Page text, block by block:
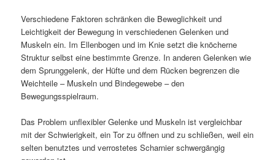
Verschiedene Faktoren schränken die Beweglichkeit und
Leichtigkeit der Bewegung in verschiedenen Gelenken und
Muskeln ein. Im Ellenbogen und im Knie setzt die knöcherne
Struktur selbst eine bestimmte Grenze. In anderen Gelenken wie
dem Sprunggelenk, der Hüfte und dem Rücken begrenzen die
Weichteile – Muskeln und Bindegewebe – den
Bewegungsspielraum.
Das Problem unflexibler Gelenke und Muskeln ist vergleichbar
mit der Schwierigkeit, ein Tor zu öffnen und zu schließen, weil ein
selten benutztes und verrostetes Scharnier schwergängig